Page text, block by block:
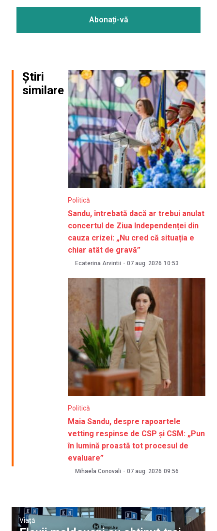
Știri
similare
Politică
Sandu, întrebată dacă ar trebui anulat
concertul de Ziua Independenței din
cauza crizei: „Nu cred că situația e
chiar atât de gravă”
Ecaterina Arvintii - 07 aug. 2026 10:53
Politică
Maia Sandu, despre rapoartele
vetting respinse de CSP și CSM: „Pun
în lumină proastă tot procesul de
evaluare”
Mihaela Conovali - 07 aug. 2026 09:56
Viață